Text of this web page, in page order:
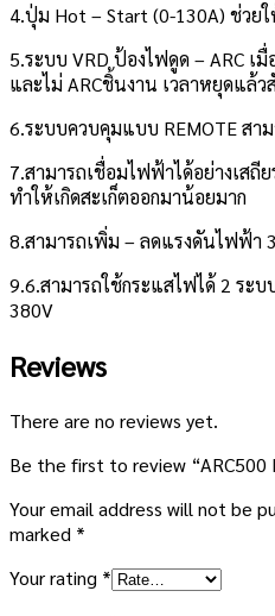
4.ปุ่ม Hot – Start (0-130A) ช่วยใ
5.ระบบ VRD ป้องไฟดูด – ARC เ
และไม่ ARCชิ้นงาน เวลาหยุดแล้ว
6.ระบบควบคุมแบบ REMOTE สาม
7.สามารถเชื่อมไฟฟ้าได้อย่างเสถี
ทำให้เกิดสะเก็ตออกมาน้อยมาก
8.สามารถเพิ่ม – ลดแรงดันไฟฟ้า
9.6.สามารถใช้กระแสไฟได้ 2 ระ
380V
Reviews
There are no reviews yet.
Be the first to review “ARC500
Your email address will not be
marked *
Your rating *